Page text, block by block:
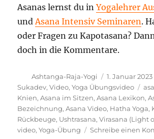
Asanas lernst du inYogalehrer
und Asana Intensiv Seminaren.
oder Fragen zu Kapotasana?
doch in die Kommentare.
Autor
Ashtanga-Raja-Yogi
Veröffentlicht
am
1. Januar 2023
Sukadev,Video,Yoga Übungsvideo
Knien,Asana im Sitzen,Asana Lexikon,
Bezeichnung,Asana Video, Hatha Yoga,
Rückbeuge, Ushtrasana,Virasana (Light
video,Yoga-Übung Schreibe einen